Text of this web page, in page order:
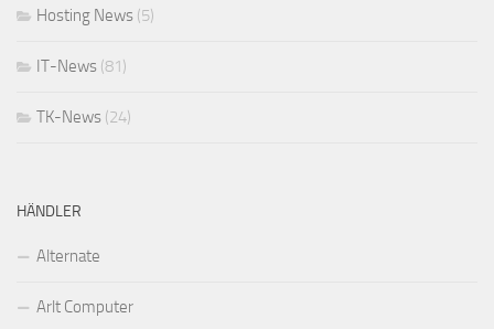
Hosting News (5)
IT-News (81)
TK-News (24)
HÄNDLER
Alternate
Arlt Computer